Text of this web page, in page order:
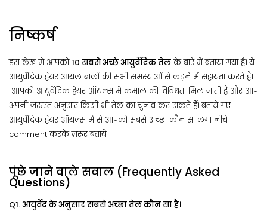
निष्कर्ष
इस लेख में आपको10 सबसे अच्छे आयुर्वेदिक तेलके बारे में बताया गया है। ये
आयुर्वेदिक हेयर आयल बालों की सभी समस्याओं से लड़ने में सहायता करते हैं।
आपको आयुर्वेदिक हेयर ऑयल्स में कमाल की विविधता मिल जाती है और आप
अपनी ज़रुरत अनुसार किसी भी तेल का चुनाव कर सकते हैं। बताये गए
आयुर्वेदिक हेयर ऑयल्स में से आपको सबसे अच्छा कौन सा लगा नीचे
comment करके ज़रूर बताये।
पूंछे जाने वाले सवाल (Frequently Asked
Questions)
Q1. आयुर्वेद के अनुसार सबसे अच्छा तेल कौन सा है।